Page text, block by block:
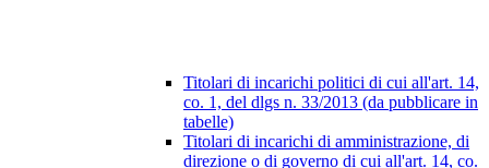
Titolari di incarichi politici di cui all'art. 14,
co. 1, del dlgs n. 33/2013 (da pubblicare in
tabelle)
Titolari di incarichi di amministrazione, di
direzione o di governo di cui all'art. 14, co.